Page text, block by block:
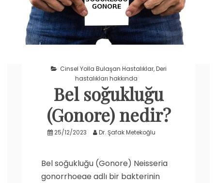
Cinsel Yolla Bulaşan Hastalıklar,Deri
hastalıkları hakkında
Bel soğukluğu
(Gonore) nedir?
25/12/2023 Dr. Şafak Metekoğlu
Bel soğukluğu (Gonore) Neisseria
gonorrhoeae adlı bir bakterinin